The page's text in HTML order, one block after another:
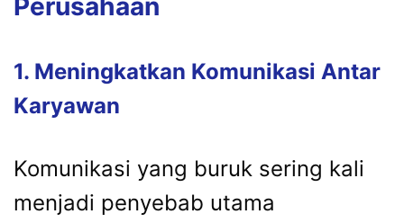
Perusahaan
1. Meningkatkan Komunikasi Antar
Karyawan
Komunikasi yang buruk sering kali
menjadi penyebab utama